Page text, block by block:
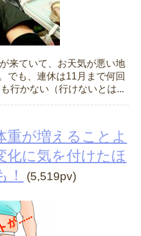
来ていて、お天気が悪い地
でも、連休は11月まで何回
行かない（行けないとは...
重が増えることよ
化に気を付けたほ
！
(5,519pv)